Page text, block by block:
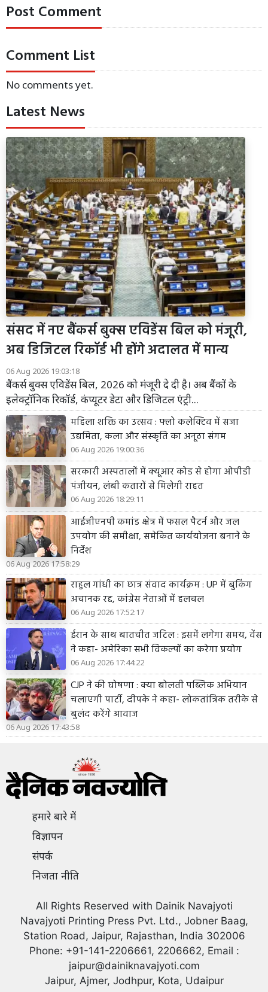
Post Comment
Comment List
No comments yet.
Latest News
संसद में नए बैंकर्स बुक्स एविडेंस बिल को मंजूरी,
अब डिजिटल रिकॉर्ड भी होंगे अदालत में मान्य
06 Aug 2026 19:03:18
बैंकर्स बुक्स एविडेंस बिल, 2026 को मंजूरी दे दी है। अब बैंकों के
इलेक्ट्रॉनिक रिकॉर्ड, कंप्यूटर डेटा और डिजिटल एंट्री...
महिला शक्ति का उत्सव : फ्लो कलेक्टिव में सजा
उद्यमिता, कला और संस्कृति का अनूठा संगम
06 Aug 2026 19:00:36
सरकारी अस्पतालों में क्यूआर कोड से होगा ओपीडी
पंजीयन, लंबी कतारों से मिलेगी राहत
06 Aug 2026 18:29:11
आईजीएनपी कमांड क्षेत्र में फसल पैटर्न और जल
उपयोग की समीक्षा, समेकित कार्ययोजना बनाने के
निर्देश
06 Aug 2026 17:58:29
राहुल गांधी का छात्र संवाद कार्यक्रम : UP में बुकिंग
अचानक रद्द, कांग्रेस नेताओं में हलचल
06 Aug 2026 17:52:17
ईरान के साथ बातचीत जटिल : इसमें लगेगा समय, वेंस
ने कहा- अमेरिका सभी विकल्पों का करेगा प्रयोग
06 Aug 2026 17:44:22
CJP ने की घोषणा : क्या बोलती पब्लिक अभियान
चलाएगी पार्टी, दीपके ने कहा- लोकतांत्रिक तरीके से
बुलंद करेंगे आवाज
06 Aug 2026 17:43:58
हमारे बारे में
विज्ञापन
संपर्क
निजता नीति
All Rights Reserved with Dainik Navajyoti
Navajyoti Printing Press Pvt. Ltd., Jobner Baag,
Station Road, Jaipur, Rajasthan, India 302006
Phone: +91-141-2206661, 2206662, Email :
jaipur@dainiknavajyoti.com
Jaipur, Ajmer, Jodhpur, Kota, Udaipur